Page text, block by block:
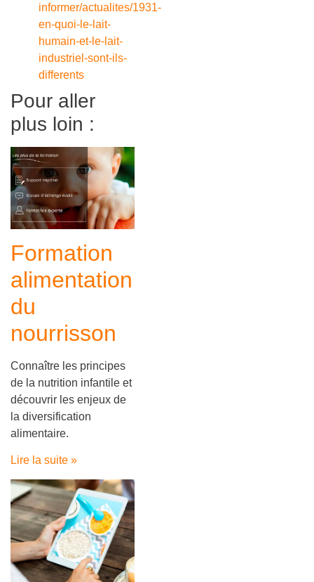
informer/actualites/1931-
en-quoi-le-lait-
humain-et-le-lait-
industriel-sont-ils-
differents
Pour aller
plus loin :
Formation
alimentation
du
nourrisson
Connaître les principes
de la nutrition infantile et
découvrir les enjeux de
la diversification
alimentaire.
Lire la suite »